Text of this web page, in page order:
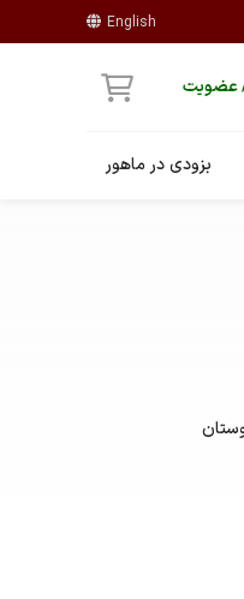
English
عضویت
بزودی در ماهور